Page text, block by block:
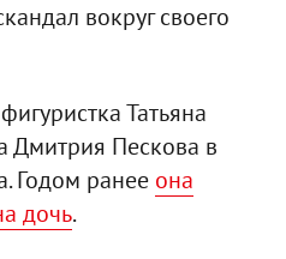
вокруг своего
Татьяна
Дмитрия Пескова в
Годом ранее она
дочь.